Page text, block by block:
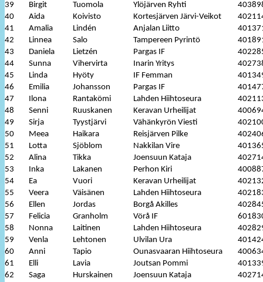
39
Birgit Tuomola Ylöjärven Ryhti
40
Aida Koivisto Kortesjärven Järvi-Veikot
41
Amalia Lindén Anjalan Liitto
42
Linnea Salo Tampereen Pyrintö
43
Daniela Lietzén Pargas IF
44
Sunna Vihervirta Inarin Yritys
45
Linda Hyöty IF Femman
46
Emilia Johansson Pargas IF
47
Ilona Rantakömi Lahden Hiihtoseura
48
Senni Ruuskanen Keravan Urheilijat
49
Sirja Tyystjärvi Vähänkyrön Viesti
50
Meea Haikara Reisjärven Pilke
51
Lotta Sjöblom Nakkilan Vire
52
Alina Tikka Joensuun Kataja
53
Inka Lakanen Perhon Kiri
54
Ea Vuori Keravan Urheilijat
55
Veera Väisänen Lahden Hiihtoseura
56
Ellen Jordas Borgå Akilles
57
Felicia Granholm Vörå IF
58
Nonna Laitinen Lahden Hiihtoseura
59
Venla Lehtonen Ulvilan Ura
60
Anni Tapio Ounasvaaran Hiihtoseura
61
Elli Lavia Joutsan Pommi
62
Saga Hurskainen Joensuun Kataja